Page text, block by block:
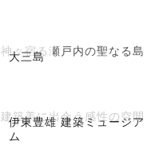
大三島
神々宿る瀬戸内の聖なる島
伊東豊雄 建築ミュージア
ム
建築美に出会う感性の空間